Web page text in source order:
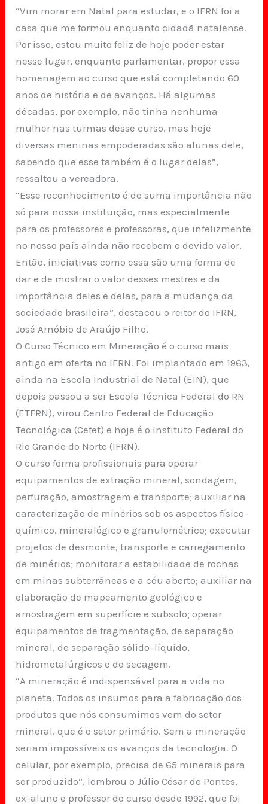
“Vim morar em Natal para estudar, e o IFRN foi a
casa que me formou enquanto cidadã natalense.
Por isso, estou muito feliz de hoje poder estar
nesse lugar, enquanto parlamentar, propor essa
homenagem ao curso que está completando 60
anos de história e de avanços. Há algumas
décadas, por exemplo, não tinha nenhuma
mulher nas turmas desse curso, mas hoje
diversas meninas empoderadas são alunas dele,
sabendo que esse também é o lugar delas”,
ressaltou a vereadora.
“Esse reconhecimento é de suma importância não
só para nossa instituição, mas especialmente
para os professores e professoras, que infelizmente
no nosso país ainda não recebem o devido valor.
Então, iniciativas como essa são uma forma de
dar e de mostrar o valor desses mestres e da
importância deles e delas, para a mudança da
sociedade brasileira”, destacou o reitor do IFRN,
José Arnóbio de Araújo Filho.
O Curso Técnico em Mineração é o curso mais
antigo em oferta no IFRN. Foi implantado em 1963,
ainda na Escola Industrial de Natal (EIN), que
depois passou a ser Escola Técnica Federal do RN
(ETFRN), virou Centro Federal de Educação
Tecnológica (Cefet) e hoje é o Instituto Federal do
Rio Grande do Norte (IFRN).
O curso forma profissionais para operar
equipamentos de extração mineral, sondagem,
perfuração, amostragem e transporte; auxiliar na
caracterização de minérios sob os aspectos físico-
químico, mineralógico e granulométrico; executar
projetos de desmonte, transporte e carregamento
de minérios; monitorar a estabilidade de rochas
em minas subterrâneas e a céu aberto; auxiliar na
elaboração de mapeamento geológico e
amostragem em superfície e subsolo; operar
equipamentos de fragmentação, de separação
mineral, de separação sólido–líquido,
hidrometalúrgicos e de secagem.
“A mineração é indispensável para a vida no
planeta. Todos os insumos para a fabricação dos
produtos que nós consumimos vem do setor
mineral, que é o setor primário. Sem a mineração
seriam impossíveis os avanços da tecnologia. O
celular, por exemplo, precisa de 65 minerais para
ser produzido”, lembrou o Júlio César de Pontes,
ex-aluno e professor do curso desde 1992, que foi